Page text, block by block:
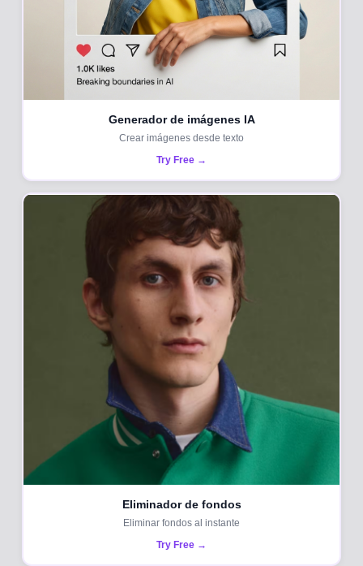
Generador de imágenes IA
Crear imágenes desde texto
Try Free →
Eliminador de fondos
Eliminar fondos al instante
Try Free →